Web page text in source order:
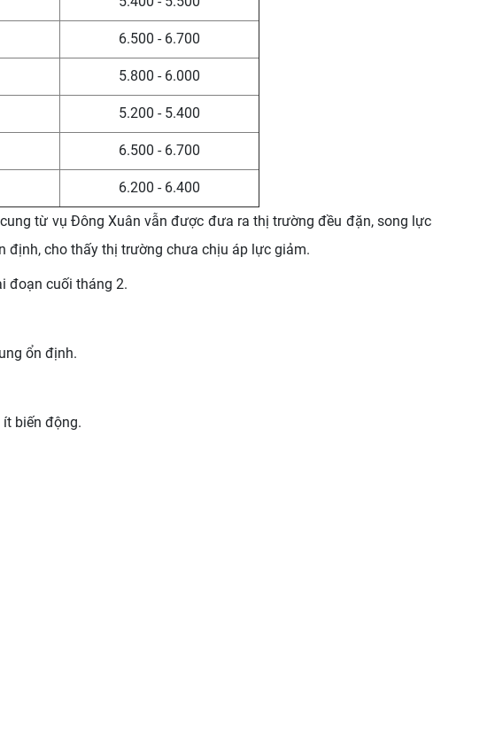
6.500 - 6.700
5.800 - 6.000
5.200 - 5.400
6.500 - 6.700
6.200 - 6.400
từ vụ Đông Xuân vẫn được đưa ra thị trường đều đặn, song lực
định, cho thấy thị trường chưa chịu áp lực giảm.
đoạn cuối tháng 2.
ổn định.
biến động.